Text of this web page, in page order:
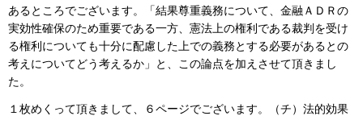
あるところでございます。「結果尊重義務について、金融ＡＤＲの
実効性確保のため重要である一方、憲法上の権利である裁判を受け
る権利についても十分に配慮した上での義務とする必要があるとの
考えについてどう考えるか」と、この論点を加えさせて頂きまし
た。
１枚めくって頂きまして、６ページでございます。（チ）法的効果